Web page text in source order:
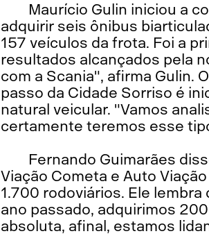
Maurício Gulin iniciou a
adquirir seis ônibus
157 veículos da frota. Foi a
resultados alcançados pela
com a Scania", afirma Gulin.
passo da Cidade Sorriso é
natural veicular. "Vamos
certamente teremos esse
Fernando Guimarães
Viação Cometa e Auto
1.700 rodoviários. Ele
ano passado, adquirimos
absoluta, afinal, estamos